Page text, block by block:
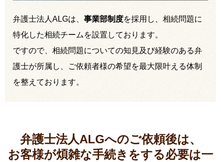
弁護士法人ALGは、 事業部制度を採用し、相続問題に
特化した相続チームを設置しております。
ですので、相続問題についての知見及び経験のある弁
護士が所属し、ご依頼者様の希望を最大限叶える体制
を整えております。
弁護士法人ALGへのご依頼後は、
お客様が煩雑な手続きをする必要は一